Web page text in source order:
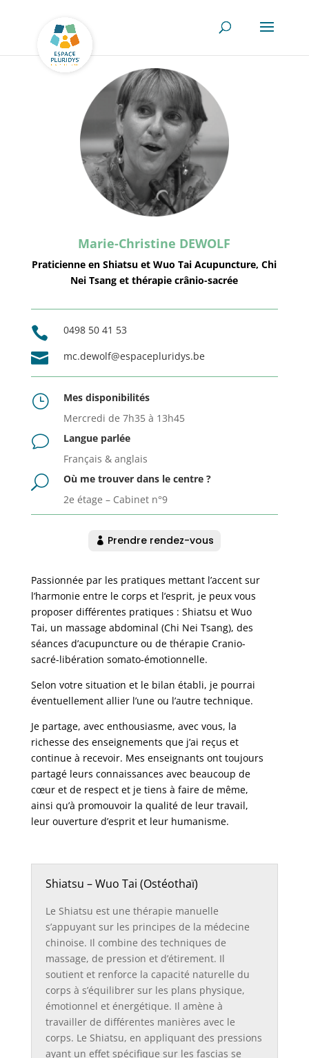
Marie-Christine DEWOLF
Praticienne en Shiatsu et Wuo Tai Acupuncture, Chi
Nei Tsang et thérapie crânio-sacrée
 0498 50 41 53
 mc.dewolf@espacepluridys.be
}
Mes disponibilités
Mercredi de 7h35 à 13h45
v
Langue parlée
Français & anglais
U
Où me trouver dans le centre ?
2e étage – Cabinet n°9
Prendre rendez-vous
Passionnée par les pratiques mettant l’accent sur
l’harmonie entre le corps et l’esprit, je peux vous
proposer différentes pratiques : Shiatsu et Wuo
Tai, un massage abdominal (Chi Nei Tsang), des
séances d’acupuncture ou de thérapie Cranio-
sacré-libération somato-émotionnelle.
Selon votre situation et le bilan établi, je pourrai
éventuellement allier l’une ou l’autre technique.
Je partage, avec enthousiasme, avec vous, la
richesse des enseignements que j’ai reçus et
continue à recevoir. Mes enseignants ont toujours
partagé leurs connaissances avec beaucoup de
cœur et de respect et je tiens à faire de même,
ainsi qu’à promouvoir la qualité de leur travail,
leur ouverture d’esprit et leur humanisme.
Shiatsu – Wuo Tai (Ostéothaï)
Le Shiatsu est une thérapie manuelle
s’appuyant sur les principes de la médecine
chinoise. Il combine des techniques de
massage, de pression et d’étirement. Il
soutient et renforce la capacité naturelle du
corps à s’équilibrer sur les plans physique,
émotionnel et énergétique. Il amène à
travailler de différentes manières avec le
corps. Le Shiatsu, en appliquant des pressions
ayant un effet spécifique sur les fascias se